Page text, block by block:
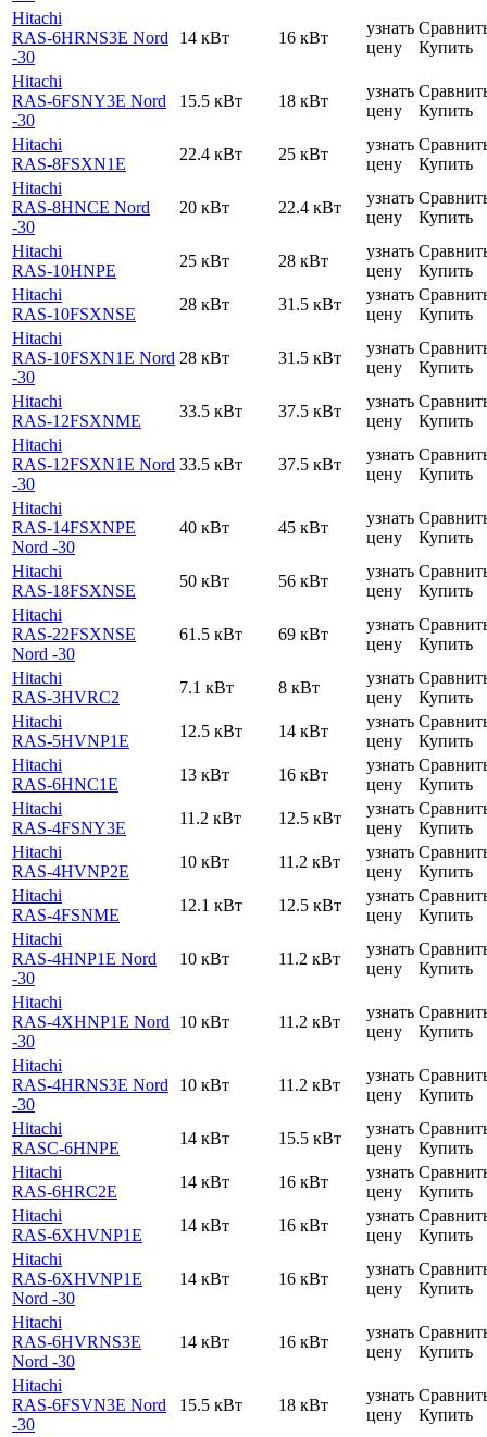
Hitachi
RAS-6HRNS3E Nord
-30
14 кВт 16 кВт
узнать
цену
Купить
Hitachi
RAS-6FSNY3E Nord
-30
15.5 кВт 18 кВт
узнать
цену
Купить
Hitachi
RAS-8FSXN1E
22.4 кВт 25 кВт
узнать
цену
Купить
Hitachi
RAS-8HNCE Nord
-30
20 кВт 22.4 кВт
узнать
цену
Купить
Hitachi
RAS-10HNPE
25 кВт 28 кВт
узнать
цену
Купить
Hitachi
RAS-10FSXNSE
28 кВт 31.5 кВт
узнать
цену
Купить
Hitachi
RAS-10FSXN1E Nord
-30
28 кВт 31.5 кВт
узнать
цену
Купить
Hitachi
RAS-12FSXNME
33.5 кВт 37.5 кВт
узнать
цену
Купить
Hitachi
RAS-12FSXN1E Nord
-30
33.5 кВт 37.5 кВт
узнать
цену
Купить
Hitachi
RAS-14FSXNPE
Nord -30
40 кВт 45 кВт
узнать
цену
Купить
Hitachi
RAS-18FSXNSE
50 кВт 56 кВт
узнать
цену
Купить
Hitachi
RAS-22FSXNSE
Nord -30
61.5 кВт 69 кВт
узнать
цену
Купить
Hitachi
RAS-3HVRC2
7.1 кВт 8 кВт
узнать
цену
Купить
Hitachi
RAS-5HVNP1E
12.5 кВт 14 кВт
узнать
цену
Купить
Hitachi
RAS-6HNC1E
13 кВт 16 кВт
узнать
цену
Купить
Hitachi
RAS-4FSNY3E
11.2 кВт 12.5 кВт
узнать
цену
Купить
Hitachi
RAS-4HVNP2E
10 кВт 11.2 кВт
узнать
цену
Купить
Hitachi
RAS-4FSNME
12.1 кВт 12.5 кВт
узнать
цену
Купить
Hitachi
RAS-4HNP1E Nord
-30
10 кВт 11.2 кВт
узнать
цену
Купить
Hitachi
RAS-4XHNP1E Nord
-30
10 кВт 11.2 кВт
узнать
цену
Купить
Hitachi
RAS-4HRNS3E Nord
-30
10 кВт 11.2 кВт
узнать
цену
Купить
Hitachi
RASC-6HNPE
14 кВт 15.5 кВт
узнать
цену
Купить
Hitachi
RAS-6HRC2E
14 кВт 16 кВт
узнать
цену
Купить
Hitachi
RAS-6XHVNP1E
14 кВт 16 кВт
узнать
цену
Купить
Hitachi
RAS-6XHVNP1E
Nord -30
14 кВт 16 кВт
узнать
цену
Купить
Hitachi
RAS-6HVRNS3E
Nord -30
14 кВт 16 кВт
узнать
цену
Купить
Hitachi
RAS-6FSVN3E Nord
-30
15.5 кВт 18 кВт
узнать
цену
Купить